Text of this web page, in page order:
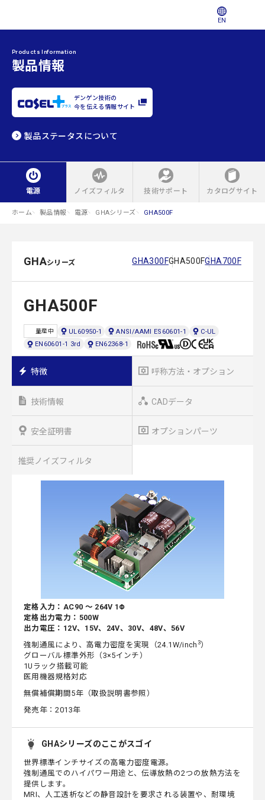
EN
Products Information
製品情報
デンゲン技術の
今を伝える情報サイト
製品ステータスについて
電源 ノイズフィルタ 技術サポート カタログサイト
ホーム 製品情報 電源 GHAシリーズ GHA500F
GHAシリーズ GHA300FGHA500FGHA700F
GHA500F
量産中 UL60950-1 ANSI/AAMI ES60601-1
C-UL
EN60601-1 3rd
EN62368-1
特徴 呼称方法・オプション
技術情報 CADデータ
安全証明書 オプションパーツ
推奨ノイズフィルタ
定格入力：AC90 ～ 264V 1Φ
定格出力電力：500W
出力電圧：12V、15V、24V、30V、48V、56V
強制通風により、高電力密度を実現（24.1W/inch3）
グローバル標準外形（3×5インチ）
1Uラック搭載可能
医用機器規格対応
無償補償期間5年（取扱説明書参照）
発売年：2013年
GHAシリーズのここがスゴイ
世界標準インチサイズの高電力密度電源。
強制通風でのハイパワー用途と、伝導放熱の2つの放熱方法を
提供します。
MRI、人工透析などの静音設計を要求される装置や、耐環境